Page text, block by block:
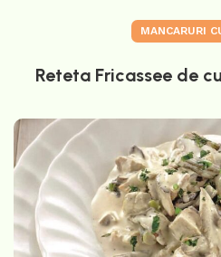
MANCARURI
Reteta Fricassee de